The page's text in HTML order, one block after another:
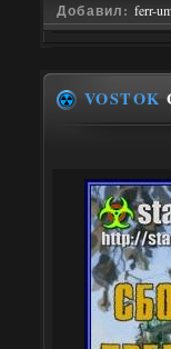
Добавил: ferr-
VOSTOK